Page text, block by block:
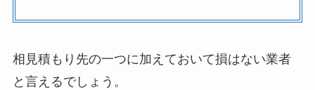
相見積もり先の一つに加えておいて損はない業者
と言えるでしょう。